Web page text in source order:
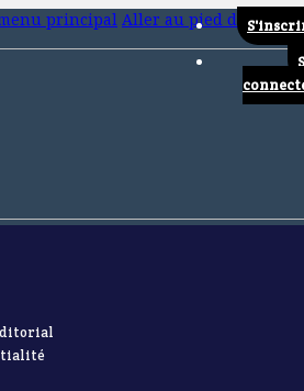
principal Aller au pied de page